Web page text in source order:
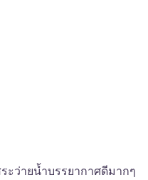
ะว่ายน้ำบรรยากาศดีมากๆ